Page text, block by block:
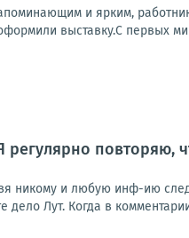
и ярким,
выставку.С первых
повторяю,
никому и любую инф-ию
Лут. Когда в